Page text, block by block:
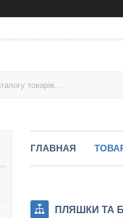
ГЛАВНАЯ
ПЛЯШКИ ТА